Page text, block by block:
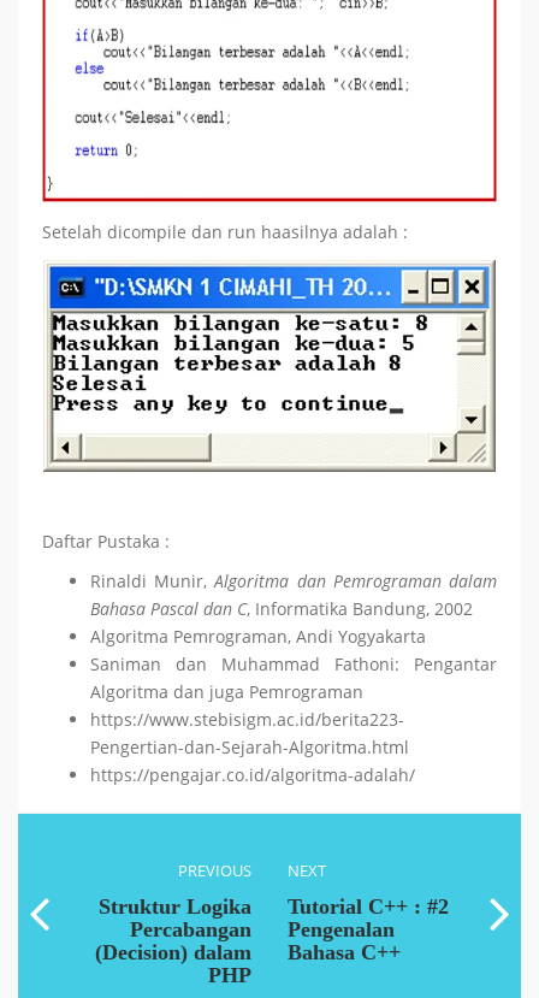
Setelah dicompile dan run haasilnya adalah :
Daftar Pustaka :
Rinaldi Munir,Algoritma dan Pemrograman dalam
Bahasa Pascal dan C, Informatika Bandung, 2002
Algoritma Pemrograman, Andi Yogyakarta
Saniman dan Muhammad Fathoni: Pengantar
Algoritma dan juga Pemrograman
https://www.stebisigm.ac.id/berita223-
Pengertian-dan-Sejarah-Algoritma.html
https://pengajar.co.id/algoritma-adalah/
PREVIOUS
Struktur Logika
Percabangan
(Decision) dalam
PHP
NEXT
Tutorial C++ : #2
Pengenalan
Bahasa C++